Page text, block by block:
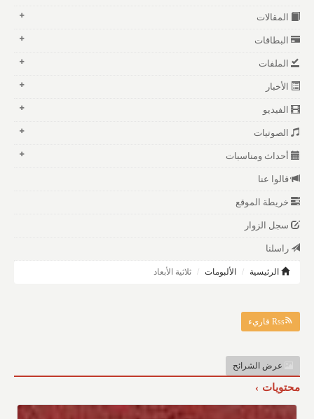
المقالات
البطاقات
الملفات
الأخبار
الفيديو
الصوتيات
أحداث ومناسبات
قالوا عنا
خريطة الموقع
سجل الزوار
راسلنا
الرئيسية الألبومات ثلاثية الأبعاد
Rss قاريء
عرض الشرائح
محتويات